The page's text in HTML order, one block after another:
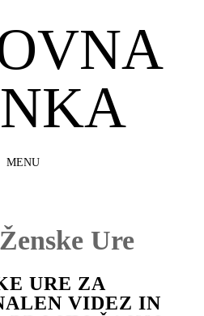
MENU
Ženske Ure
URE ZA
VIDEZ IN